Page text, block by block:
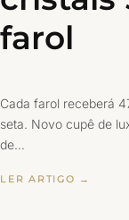
farol
Cada farol receberá
seta. Novo cupê de
de…
LER ARTIGO →